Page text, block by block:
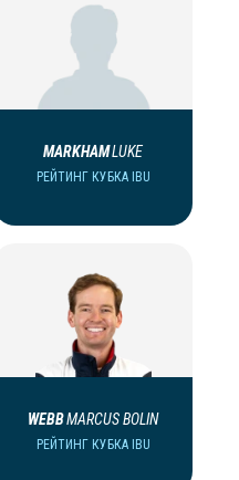
MARKHAMLUKE
РЕЙТИНГ КУБКА IBU
WEBBMARCUS BOLIN
РЕЙТИНГ КУБКА IBU